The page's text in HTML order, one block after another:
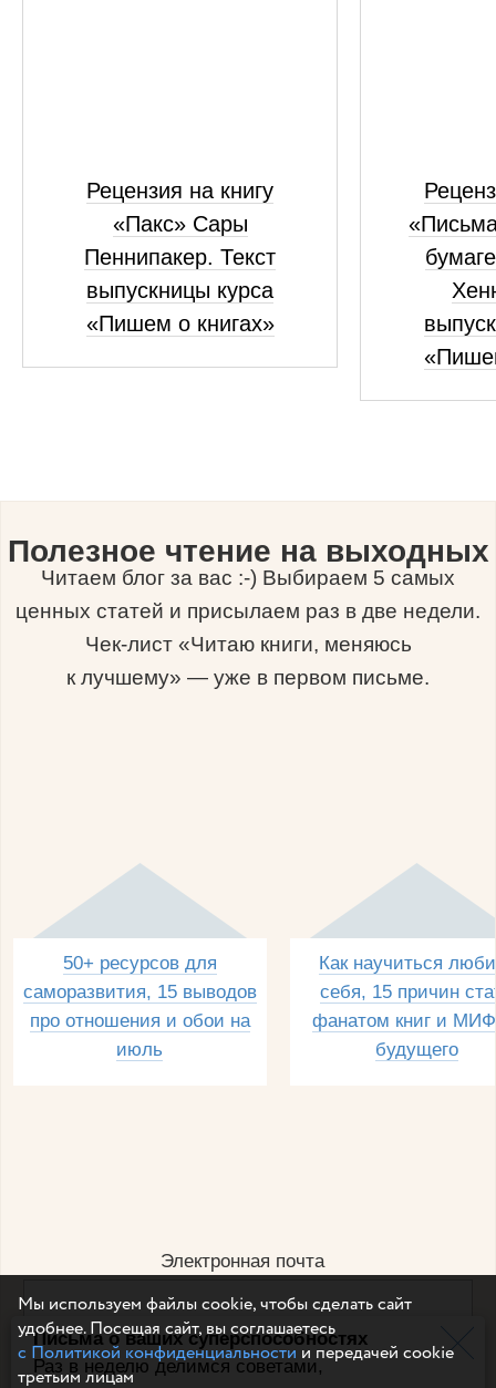
Письма о ваших суперспособностях
Раз в неделю делимся советами,
Рецензия на книгу
«Пакс» Сары
Пеннипакер. Текст
выпускницы курса
«Пишем о книгах»
Полезное чтение на выходных
Читаем блог за вас :-) Выбираем 5 самых
ценных статей и присылаем раз в две недели.
Чек-лист «Читаю книги, меняюсь
к лучшему» — уже в первом письме.
50+ ресурсов для
саморазвития, 15 выводов
про отношения и обои на
июль
Как научиться
себя, 15 причин
фанатом книг и
будущего
Электронная почта
Например, dulsineya@gmail.com
Без спама и смс
Мы используем файлы cookie, чтобы сделать сайт
удобнее. Посещая сайт, вы соглашаетесь
с Политикой конфиденциальностии передачей cookie
третьим лицам